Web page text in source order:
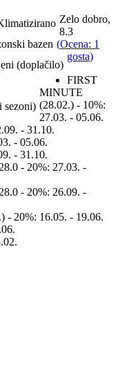
Zelo dobro,
8.3
(Ocena: 1
gosta)
FIRST
MINUTE
(28.02.) - 10%:
27.03. - 05.06.
- 31.10.
- 05.06.
- 31.10.
- 20%: 27.03. -
- 20%: 26.09. -
- 20%: 16.05. - 19.06.